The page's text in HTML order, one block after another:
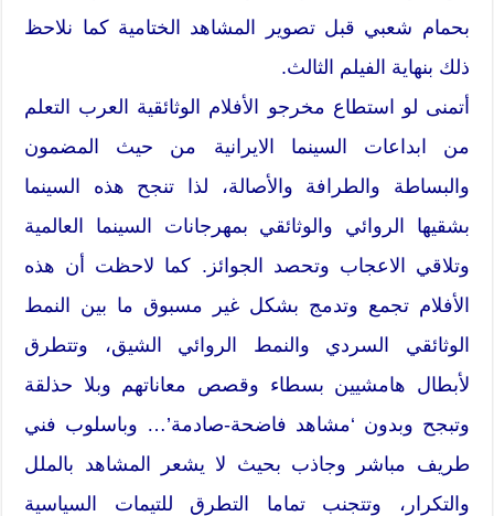
بحمام شعبي قبل تصوير المشاهد الختامية كما نلاحظ
ذلك بنهاية الفيلم الثالث.
أتمنى لو استطاع مخرجو الأفلام الوثائقية العرب التعلم
من ابداعات السينما الايرانية من حيث المضمون
والبساطة والطرافة والأصالة، لذا تنجح هذه السينما
بشقيها الروائي والوثائقي بمهرجانات السينما العالمية
وتلاقي الاعجاب وتحصد الجوائز. كما لاحظت أن هذه
الأفلام تجمع وتدمج بشكل غير مسبوق ما بين النمط
الوثائقي السردي والنمط الروائي الشيق، وتتطرق
لأبطال هامشيين بسطاء وقصص معاناتهم وبلا حذلقة
وتبجح وبدون ‘مشاهد فاضحة-صادمة’… وباسلوب فني
طريف مباشر وجاذب بحيث لا يشعر المشاهد بالملل
والتكرار، وتتجنب تماما التطرق للتيمات السياسية